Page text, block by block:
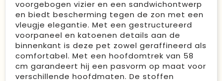
voorgebogen vizier en een sandwichontwerp
en biedt bescherming tegen de zon met een
vleugje elegantie. Met een gestructureerd
voorpaneel en katoenen details aan de
binnenkant is deze pet zowel geraffineerd als
comfortabel. Met een hoofdomtrek van 58
cm garandeert hij een pasvorm op maat voor
verschillende hoofdmaten. De stoffen